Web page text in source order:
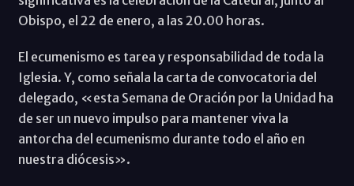
Obispo, el 22 de enero, a las 20.00 horas.
El ecumenismo es tarea y responsabilidad de toda la
Iglesia. Y, como señala la carta de convocatoria del
delegado, «esta Semana de Oración por la Unidad ha
de ser un nuevo impulso para mantener viva la
antorcha del ecumenismo durante todo el año en
nuestra diócesis».